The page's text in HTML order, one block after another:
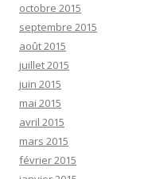
octobre 2015
septembre 2015
août 2015
juillet 2015
juin 2015
mai 2015
avril 2015
mars 2015
février 2015